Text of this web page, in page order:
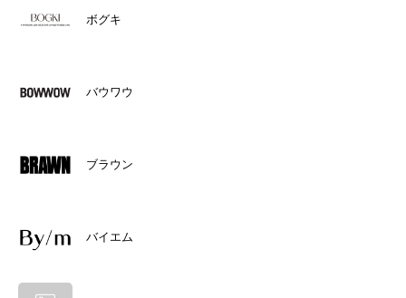
ボグキ
バウワウ
ブラウン
バイエム